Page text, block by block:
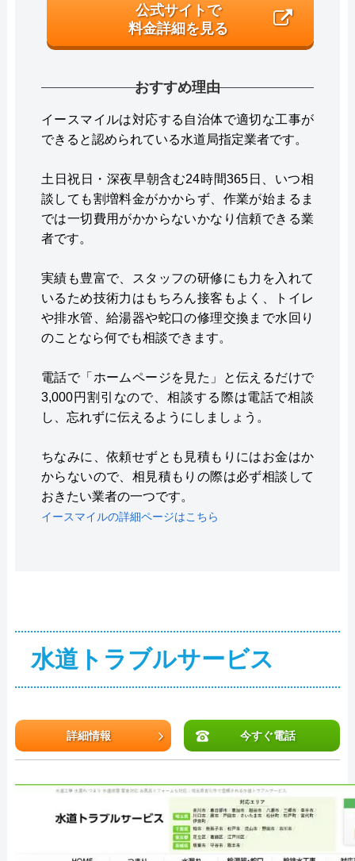
公式サイトで
料金詳細を見る
おすすめ理由
イースマイルは対応する自治体で適切な工事が
できると認められている水道局指定業者です。
土日祝日・深夜早朝含む24時間365日、いつ相
談しても割増料金がかからず、作業が始まるま
では一切費用がかからないかなり信頼できる業
者です。
実績も豊富で、スタッフの研修にも力を入れて
いるため技術力はもちろん接客もよく、トイレ
や排水管、給湯器や蛇口の修理交換まで水回り
のことなら何でも相談できます。
電話で「ホームページを見た」と伝えるだけで
3,000円割引なので、相談する際は電話で相談
し、忘れずに伝えるようにしましょう。
ちなみに、依頼せずとも見積もりにはお金はか
からないので、相見積もりの際は必ず相談して
おきたい業者の一つです。
イースマイルの詳細ページはこちら
水道トラブルサービス
詳細情報 今すぐ電話